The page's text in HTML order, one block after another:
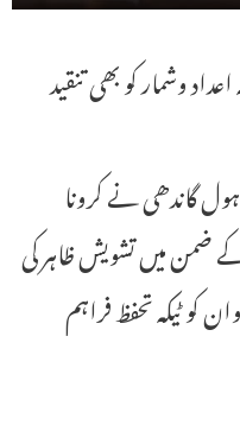
وشمار کو بھی تنقید
گاندھی نے کرونا
ضمن میں تشویش ظاہر کی
کو ٹیکہ تحفظ فراہم